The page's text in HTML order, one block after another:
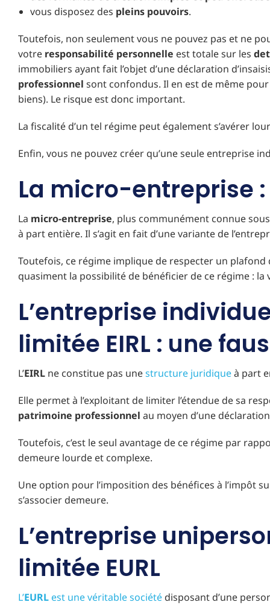
vous disposez des pleins pouvoirs.
Toutefois, non seulement vous ne pouvez pas et ne
votre responsabilité personnelle est totale sur les
immobiliers ayant fait l’objet d’une déclaration
professionnel sont confondus. Il en est de même
biens). Le risque est donc important.
La fiscalité d’un tel régime peut également s’avérer
Enfin, vous ne pouvez créer qu’une seule entreprise
La micro-entreprise :
La micro-entreprise, plus communément connue
à part entière. Il s’agit en fait d’une variante de
Toutefois, ce régime implique de respecter un plafond
quasiment la possibilité de bénéficier de ce régime :
L’entreprise
limitée EIRL : une
L’EIRL ne constitue pas unestructure juridiqueà part
Elle permet à l’exploitant de limiter l’étendue de sa
patrimoine professionnel au moyen d’une
Toutefois, c’est le seul avantage de ce régime par
demeure lourde et complexe.
Une option pour l’imposition des bénéfices à l’impôt
s’associer demeure.
L’entreprise
limitée EURL
L’EURL est une véritable société disposant d’une